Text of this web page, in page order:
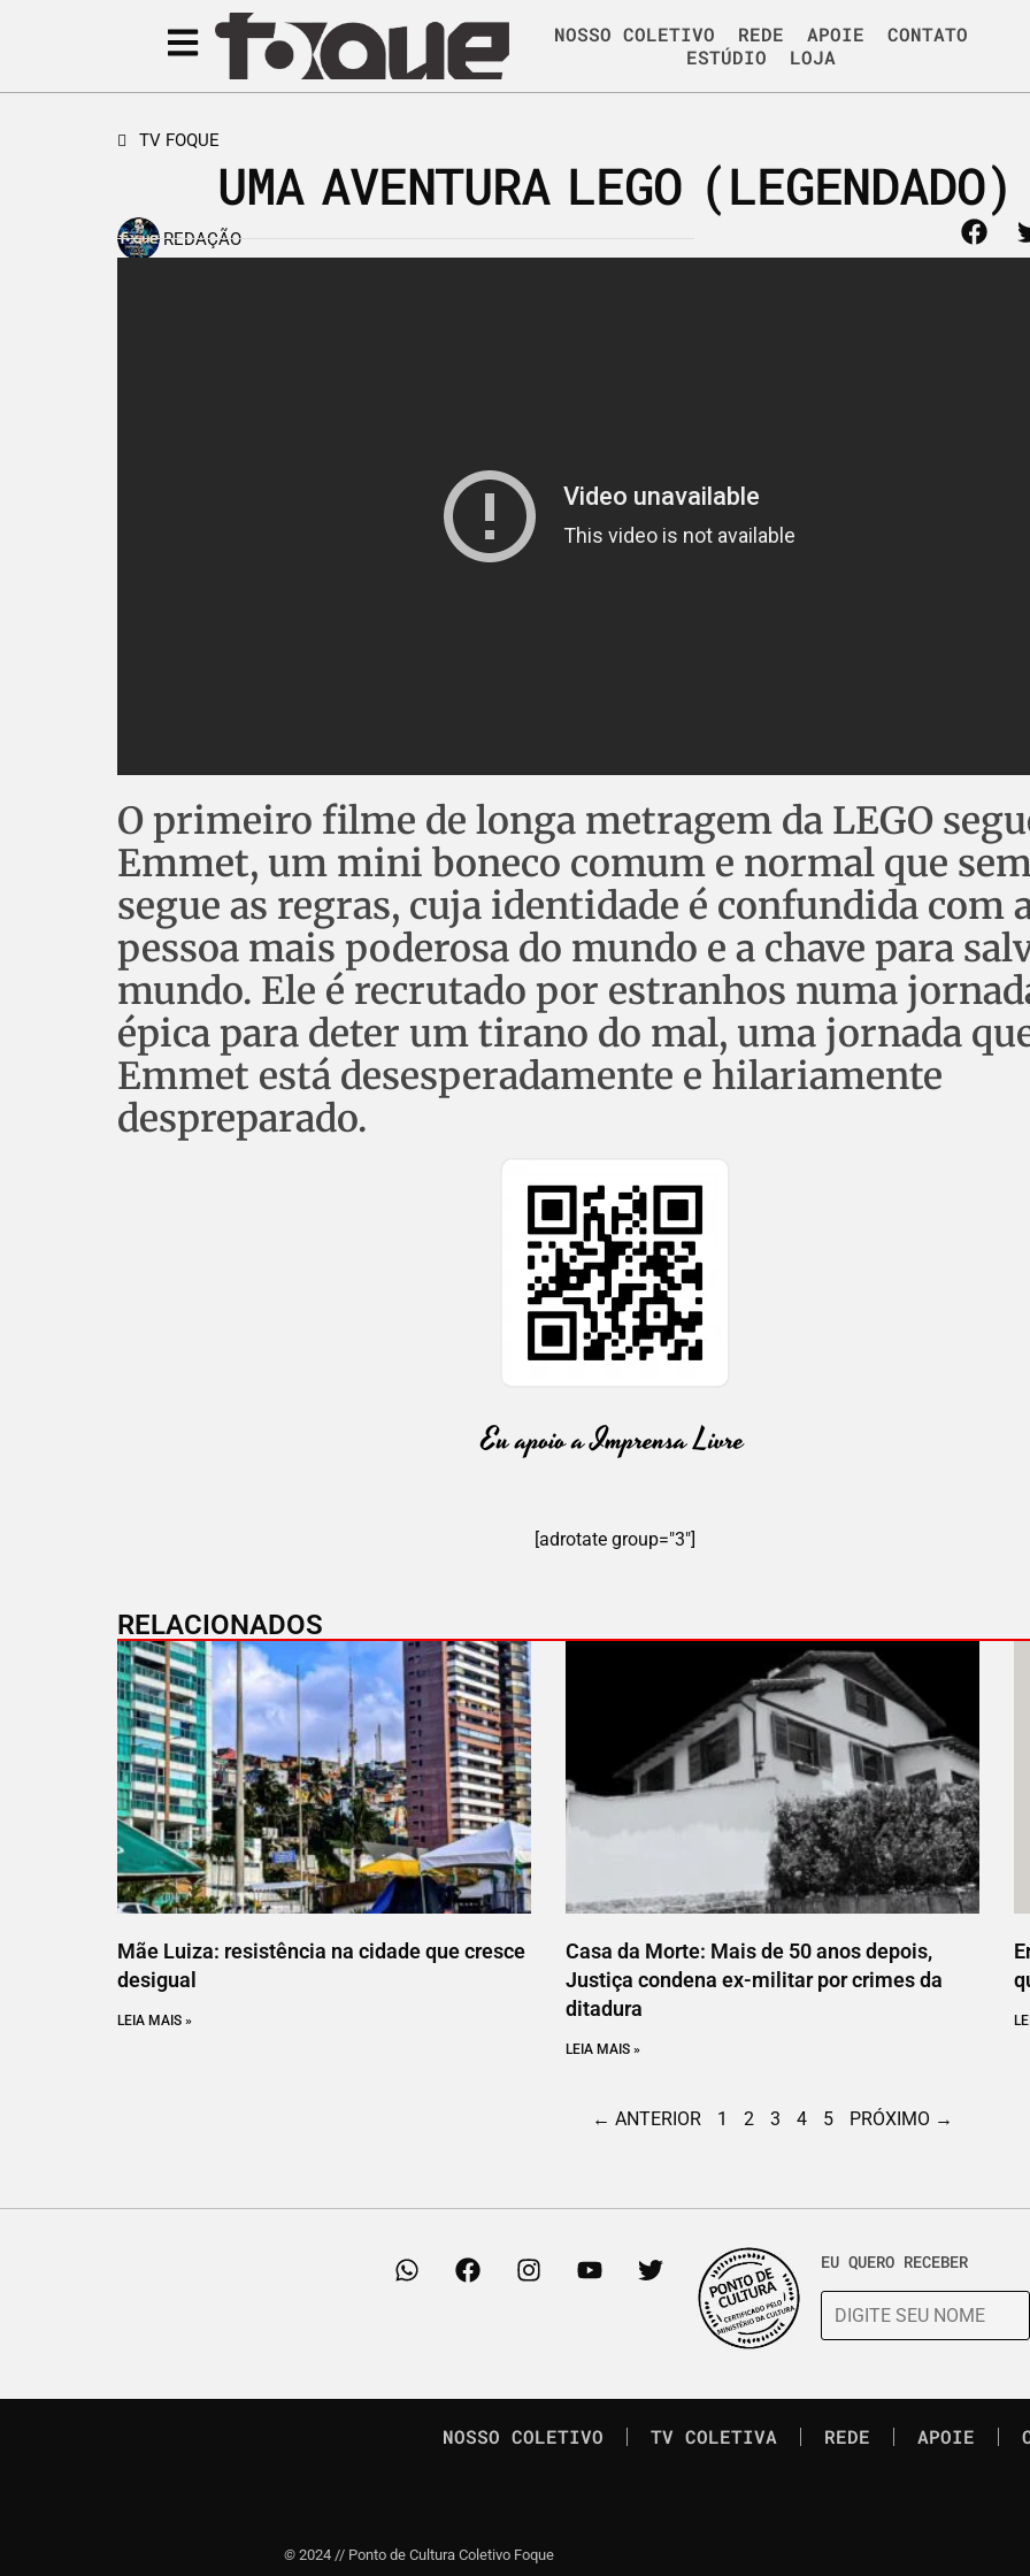
NOSSO COLETIVO REDE APOIE
CONTATO
ESTÚDIO
LOJA
TV FOQUE
UMA AVENTURA LEGO (LEGENDADO)
REDAÇÃO
O primeiro filme de longa metragem da LEGO
Emmet, um mini boneco comum e normal que
segue as regras, cuja identidade é confundida com
pessoa mais poderosa do mundo e a chave para
mundo. Ele é recrutado por estranhos numa
épica para deter um tirano do mal, uma jornada
Emmet está desesperadamente e hilariamente
despreparado.
[adrotate group="3"]
RELACIONADOS
Mãe Luiza: resistência na cidade que cresce
desigual
LEIA MAIS »
Casa da Morte: Mais de 50 anos depois,
Justiça condena ex-militar por crimes da
ditadura
LEIA MAIS »
← ANTERIOR 1 2 3 4 5 PRÓXIMO →
EU QUERO RECEBER
NOSSO COLETIVO TV COLETIVA REDE APOIE
© 2024 // Ponto de Cultura Coletivo Foque